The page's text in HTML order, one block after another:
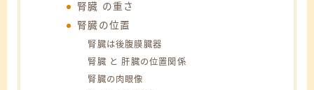
腎臓 の重さ
腎臓の位置
腎臓は後腹膜臓器
腎臓 と 肝臓の位置関係
腎臓の肉眼像